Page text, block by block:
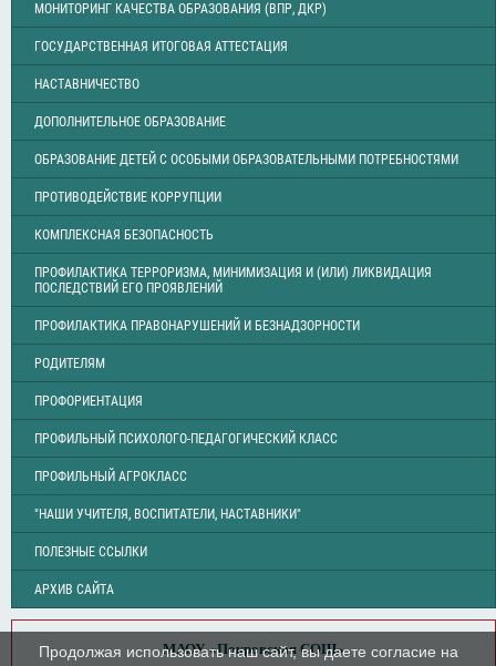
МОНИТОРИНГ КАЧЕСТВА ОБРАЗОВАНИЯ (ВПР, ДКР)
ГОСУДАРСТВЕННАЯ ИТОГОВАЯ АТТЕСТАЦИЯ
НАСТАВНИЧЕСТВО
ДОПОЛНИТЕЛЬНОЕ ОБРАЗОВАНИЕ
ОБРАЗОВАНИЕ ДЕТЕЙ С ОСОБЫМИ ОБРАЗОВАТЕЛЬНЫМИ ПОТРЕБНОСТЯМИ
ПРОТИВОДЕЙСТВИЕ КОРРУПЦИИ
КОМПЛЕКСНАЯ БЕЗОПАСНОСТЬ
ПРОФИЛАКТИКА ТЕРРОРИЗМА, МИНИМИЗАЦИЯ И (ИЛИ) ЛИКВИДАЦИЯ
ПОСЛЕДСТВИЙ ЕГО ПРОЯВЛЕНИЙ
ПРОФИЛАКТИКА ПРАВОНАРУШЕНИЙ И БЕЗНАДЗОРНОСТИ
РОДИТЕЛЯМ
ПРОФОРИЕНТАЦИЯ
ПРОФИЛЬНЫЙ ПСИХОЛОГО-ПЕДАГОГИЧЕСКИЙ КЛАСС
ПРОФИЛЬНЫЙ АГРОКЛАСС
"НАШИ УЧИТЕЛЯ, ВОСПИТАТЕЛИ, НАСТАВНИКИ"
ПОЛЕЗНЫЕ ССЫЛКИ
АРХИВ САЙТА
МАОУ «Покровская СОШ»
Продолжая использовать наш сайт, вы даете согласие на